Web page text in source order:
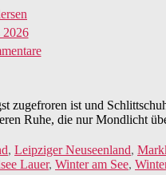
2026
zu
Kaeptn
S2F1
Im
–
Winter
zugefroren ist und
Ruhe, die nur Mondlicht
, Leipziger Neuseenland,
Lauer, Winter am See,